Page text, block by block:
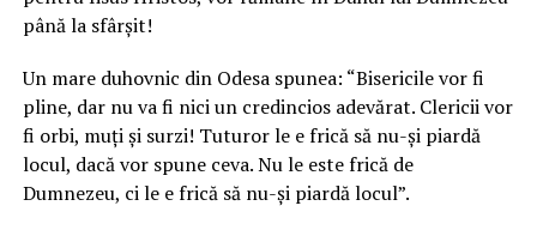
până la sfârșit!
Un mare duhovnic din Odesa spunea: “Bisericile vor fi
pline, dar nu va fi nici un credincios adevărat. Clericii vor
fi orbi, muți și surzi! Tuturor le e frică să nu-și piardă
locul, dacă vor spune ceva. Nu le este frică de
Dumnezeu, ci le e frică să nu-și piardă locul”.